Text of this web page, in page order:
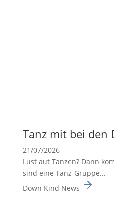
Tanz mit bei den
21/07/2026
Lust aut Tanzen? Dann
sind eine Tanz-Gruppe...
Down Kind News